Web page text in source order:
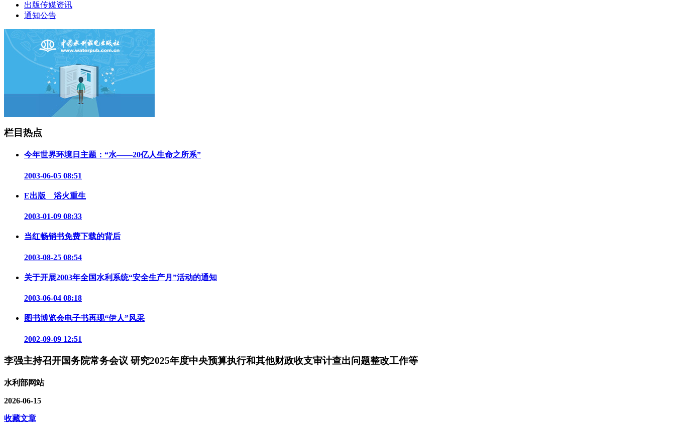
出版传媒资讯
通知公告
栏目热点
今年世界环境日主题：“水——20亿人生命之所系”
2003-06-05 08:51
E出版 浴火重生
2003-01-09 08:33
当红畅销书免费下载的背后
2003-08-25 08:54
关于开展2003年全国水利系统“安全生产月”活动的通知
2003-06-04 08:18
图书博览会电子书再现“伊人”风采
2002-09-09 12:51
李强主持召开国务院常务会议 研究2025年度中央预算执行和其他财政收支审计查出问题整改工作等
水利部网站
2026-06-15
收藏文章